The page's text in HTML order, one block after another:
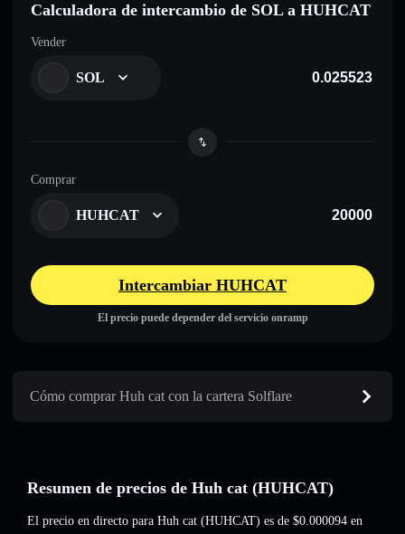
Calculadora de intercambio de SOL a HUHCAT
Vender
SOL
Comprar
HUHCAT
Intercambiar HUHCAT
El precio puede depender del servicio onramp
Cómo comprar Huh cat con la cartera Solflare
Resumen de precios de Huh cat (HUHCAT)
El precio en directo para Huh cat (HUHCAT) es de $0.000094 en